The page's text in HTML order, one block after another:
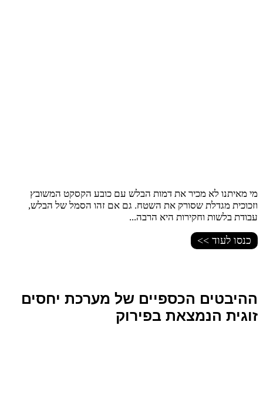
מי מאיתנו לא מכיר את דמות הבלש עם כובע הקסקט המשובץ
וזכוכית מגדלת שסורק את השטח. גם אם זהו הסמל של הבלש,
עבודת בלשות וחקירות היא הרבה...
כנסו לעוד >>
ההיבטים הכספיים של מערכת יחסים
זוגית הנמצאת בפירוק